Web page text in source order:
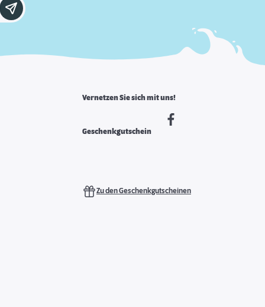
Vernetzen Sie sich mit uns!
Geschenkgutschein
Zu den Geschenkgutscheinen